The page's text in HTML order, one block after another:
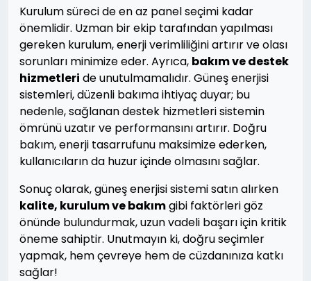
Kurulum süreci de en az panel seçimi kadar
önemlidir. Uzman bir ekip tarafından yapılması
gereken kurulum, enerji verimliliğini artırır ve olası
sorunları minimize eder. Ayrıca, bakım ve destek
hizmetleri de unutulmamalıdır. Güneş enerjisi
sistemleri, düzenli bakıma ihtiyaç duyar; bu
nedenle, sağlanan destek hizmetleri sistemin
ömrünü uzatır ve performansını artırır. Doğru
bakım, enerji tasarrufunu maksimize ederken,
kullanıcıların da huzur içinde olmasını sağlar.
Sonuç olarak, güneş enerjisi sistemi satın alırken
kalite, kurulum ve bakımgibi faktörleri göz
önünde bulundurmak, uzun vadeli başarı için kritik
öneme sahiptir. Unutmayın ki, doğru seçimler
yapmak, hem çevreye hem de cüzdanınıza katkı
sağlar!